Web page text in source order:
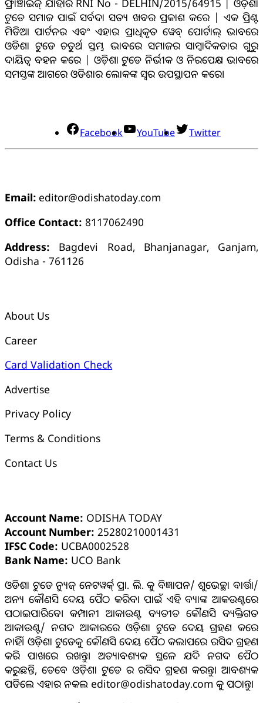
ଫ୍ରାଞ୍ଚାଇଜ୍ ଯାହାର RNI No - DELHIN/2015/64915 | ଓଡ଼ିଶା
ଟୁଡେ ସମାଜ ପାଇଁ ସର୍ବଦା ସତ୍ୟ ଖବର ପ୍ରକାଶ କରେ | ଏକ ପ୍ରିଣ୍ଟ
ମିଡିଆ ପାର୍ଟନର ଏବଂ ଏହାର ପ୍ରାଧିକୃତ ୱେବ୍ ପୋର୍ଟାଲ୍ ଭାବରେ
ଓଡିଶା ଟୁଡେ ଚତୁର୍ଥ ସ୍ତମ୍ଭ ଭାବରେ ସମାଜର ସାମ୍ବାଦିକତାର ଗୁରୁ
ଦାୟିତ୍ବ ବହନ କରେ | ଓଡ଼ିଶା ଟୁଡେ ନିର୍ଭୀକ ଓ ନିରପେକ୍ଷ ଭାବରେ
ସମସ୍ତଙ୍କ ଆଗରେ ଓଡିଶାର ଲୋକଙ୍କ ସ୍ୱର ଉପସ୍ଥାପନ କରେ।
Facebook YouTube Twitter
Email: editor@odishatoday.com
Office Contact: 8117062490
Address: Bagdevi Road, Bhanjanagar, Ganjam,
Odisha - 761126
About Us
Career
Card Validation Check
Advertise
Privacy Policy
Terms & Conditions
Contact Us
Account Name: ODISHA TODAY
Account Number: 25280210001431
IFSC Code: UCBA0002528
Bank Name: UCO Bank
ଓଡିଶା ଟୁଡେ ନ୍ୟୁଜ୍ ନେଟୱର୍କ୍ ପ୍ରା. ଲି. କୁ ବିଜ୍ଞାପନ/ ଶୁଭେଚ୍ଛା ବାର୍ତ୍ତା/
ଅନ୍ୟ କୌଣସି ଦେୟ ପୈଠ କରିବା ପାଇଁ ଏହି ବ୍ୟାଙ୍କ ଆକଉଣ୍ଟରେ
ପଠାଇପାରିବେ। କମ୍ପାନୀ ଆକାଉଣ୍ଟ ବ୍ୟତୀତ କୌଣସି ବ୍ୟକ୍ତିଗତ
ଆକାଉଣ୍ଟ/ ନଗଦ ଆକାରରେ ଓଡ଼ିଶା ଟୁଡେ ଦେୟ ଗ୍ରହଣ କରେ
ନାହିଁ। ଓଡ଼ିଶା ଟୁଡେକୁ କୌଣସି ଦେୟ ପୈଠ କଲାପରେ ରସିଦ ଗ୍ରହଣ
କରି ପାଖରେ ରଖନ୍ତୁ। ଅତ୍ୟାବଶ୍ୟକ ସ୍ଥଳେ ଯଦି ନଗଦ ପୈଠ
କରୁଛନ୍ତି, ତେବେ ଓଡ଼ିଶା ଟୁଡେ ର ରସିଦ ଗ୍ରହଣ କରନ୍ତୁ। ଆବଶ୍ୟକ
ପଡିଲେ ଏହାର ନକଲ editor@odishatoday.com କୁ ପଠାନ୍ତୁ।